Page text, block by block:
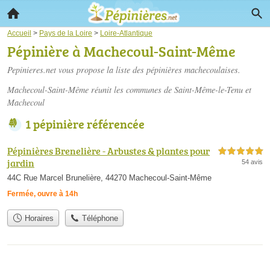
Accueil > Pays de la Loire > Loire-Atlantique
Pépinière à Machecoul-Saint-Même
Pepinieres.net vous propose la liste des pépinières machecoulaises.
Machecoul-Saint-Même réunit les communes de Saint-Même-le-Tenu et
Machecoul
1 pépinière référencée
Pépinières Brenelière - Arbustes & plantes pour
jardin
44C Rue Marcel Brunelière, 44270 Machecoul-Saint-Même
Fermée, ouvre à 14h
5,0 étoiles sur 5
54 avis
Horaires Téléphone